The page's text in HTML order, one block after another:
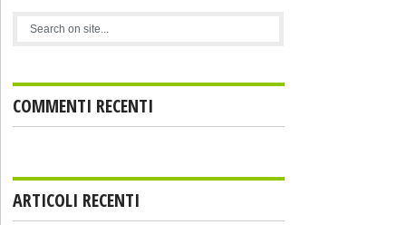
COMMENTI RECENTI
ARTICOLI RECENTI